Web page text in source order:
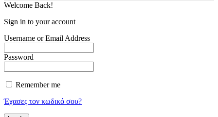
Welcome Back!
Sign in to your account
Username or Email Address
Password
Remember me
Έχασες τον κωδικό σου?